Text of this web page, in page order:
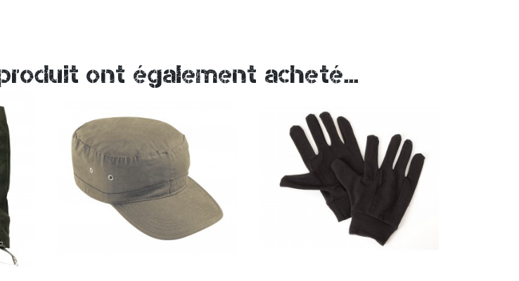
ont également acheté...